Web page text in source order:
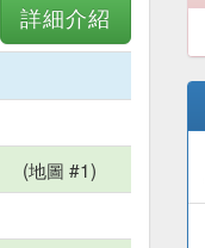
詳細介紹
(地圖 #1)